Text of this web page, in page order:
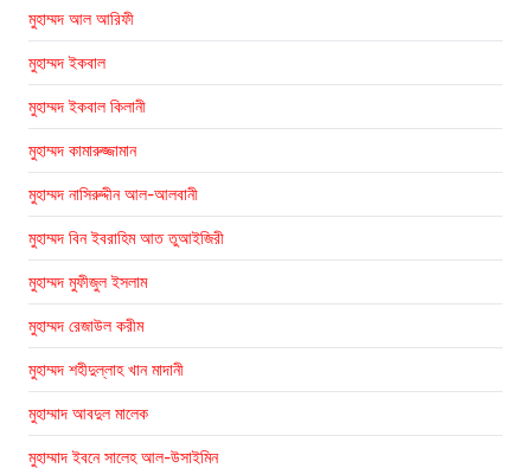
মুহাম্মদ আল আরিফী
মুহাম্মদ ইকবাল
মুহাম্মদ ইকবাল কিলানী
মুহাম্মদ কামারুজ্জামান
মুহাম্মদ নাসিরুদ্দীন আল-আলবানী
মুহাম্মদ বিন ইবরাহিম আত তুআইজিরী
মুহাম্মদ মুফীজুল ইসলাম
মুহাম্মদ রেজাউল করীম
মুহাম্মদ শহীদুল্লাহ খান মাদানী
মুহাম্মাদ আবদুল মালেক
মুহাম্মাদ ইবনে সালেহ আল-উসাইমিন